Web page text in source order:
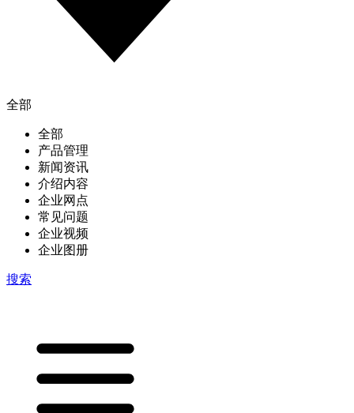
全部
全部
产品管理
新闻资讯
介绍内容
企业网点
常见问题
企业视频
企业图册
搜索